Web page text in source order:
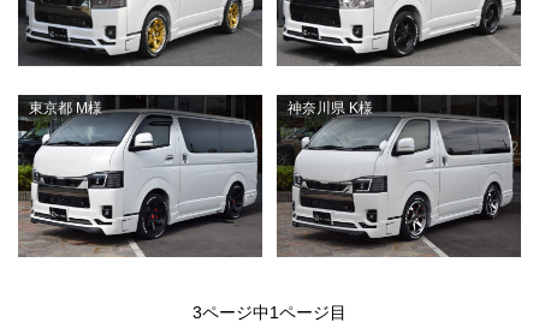
東京都 M様 神奈川県 K様
3ページ中1ページ目